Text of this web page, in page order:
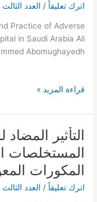
اترك تعليقاً / العدد الثالث
Practice of Adverse
in Saudi Arabia Ali
of
Adverse
Drug
Reactions
Central
in
Saudi
Arabia
قراءة المزيد »
التأثير
المستخلصات
المكورات
اترك تعليقاً / العدد الثالث
التأثير
المضاد
للبلازميدات
لبعض
المستخلصات